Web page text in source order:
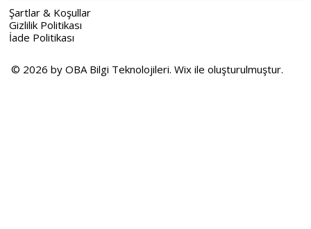
Şartlar & Koşullar
Gizlilik Politikası
İade Politikası
© 2026 by OBA Bilgi Teknolojileri. Wix ile oluşturulmuştur.